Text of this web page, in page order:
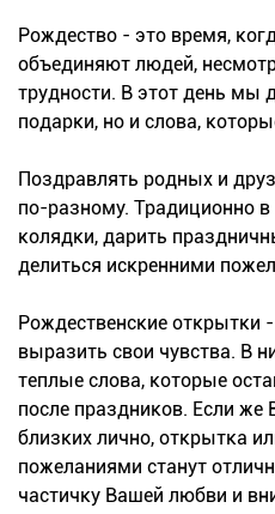
Рождество - это время,
объединяют людей,
трудности. В этот день мы
подарки, но и слова,
Поздравлять родных и
по-разному. Традиционно в
колядки, дарить
делиться искренними
Рождественские открытки
выразить свои чувства. В
теплые слова, которые
после праздников. Если
близких лично, открытка
пожеланиями станут
частичку Вашей любви и